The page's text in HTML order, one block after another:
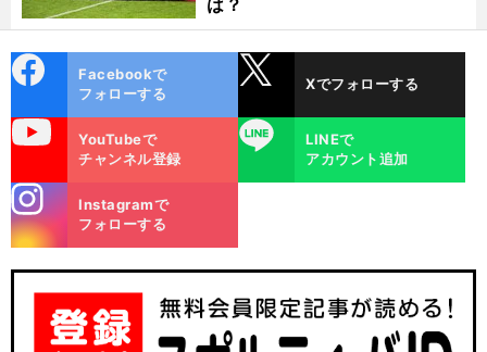
は？
ok
Facebookで
フォローする
Xでフォローする
YouTubeで
チャンネル登録
LINE
LINEで
アカウント追加
m
Instagramで
フォローする